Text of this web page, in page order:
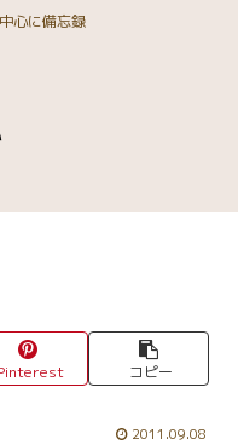
心に備忘録
コピー
2011.09.08